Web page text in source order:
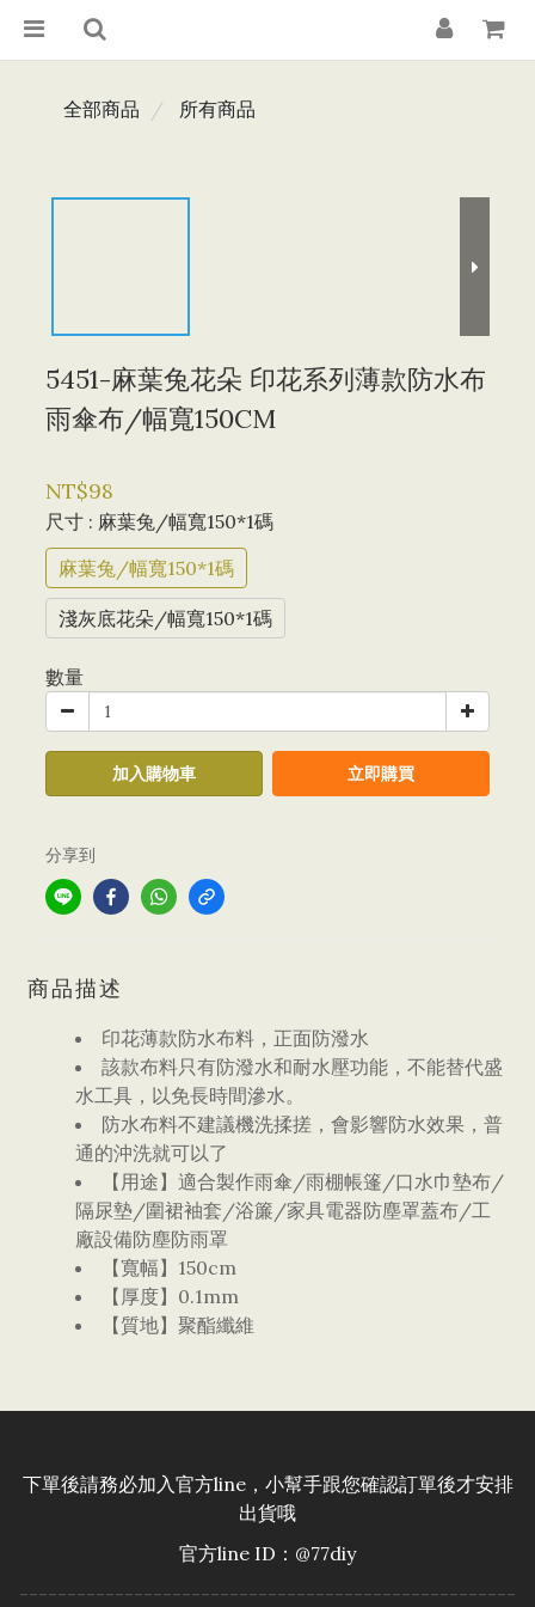
全部商品 所有商品
5451-麻葉兔花朵 印花系列薄款防水布
雨傘布/幅寬150CM
NT$98
尺寸 : 麻葉兔/幅寬150*1碼
麻葉兔/幅寬150*1碼
淺灰底花朵/幅寬150*1碼
數量
加入購物車 立即購買
分享到
商品描述
印花薄款防水布料，正面防潑水
該款布料只有防潑水和耐水壓功能，不能替代盛
水工具，以免長時間滲水。
防水布料不建議機洗揉搓，會影響防水效果，普
通的沖洗就可以了
【用途】適合製作雨傘/雨棚帳篷/口水巾墊布/
隔尿墊/圍裙袖套/浴簾/家具電器防塵罩蓋布/工
廠設備防塵防雨罩
【寬幅】150cm
【厚度】0.1mm
【質地】聚酯纖維
下單後請務必加入官方line，小幫手跟您確認訂單後才安排
出貨哦
官方line ID：@77diy
----------------------------------------------------